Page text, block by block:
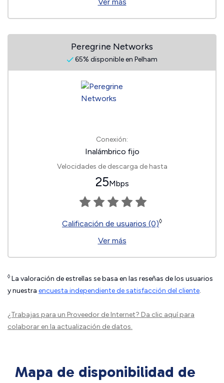
Peregrine Networks
65% disponible en Pelham
Conexión:
Inalámbrico fijo
Velocidades de descarga de hasta
25Mbps
Calificación de usuarios (0)◊
Ver más
◊ La valoración de estrellas se basa en las reseñas de los usuarios
y nuestra encuesta independiente de satisfacción del cliente.
¿Trabajas para un Proveedor de Internet? Da clic aquípara
colaborar en la actualización de datos.
Mapa de disponibilidad de